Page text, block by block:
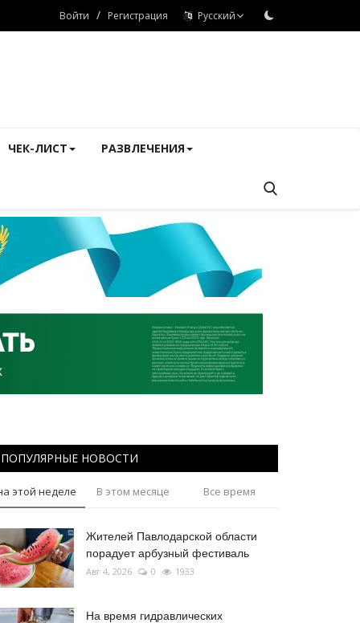
Войти / Регистрация Русский
ЧЕК-ЛИСТ РАЗВЛЕЧЕНИЯ
ПОПУЛЯРНЫЕ НОВОСТИ
этой неделе В этом месяце Все время
Жителей Павлодарской области
порадует арбузный фестиваль
Авг 4, 2026 0 1933
На время гидравлических